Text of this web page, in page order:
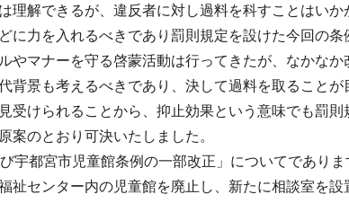
解できるが、違反者に対し過料を科すことはいか
に力を入れるべきであり罰則規定を設けた今回の条
やマナーを守る啓蒙活動は行ってきたが、なかなか
背景も考えるべきであり、決して過料を取ることが
受けられることから、抑止効果という意味でも罰則
案のとおり可決いたしました。
都宮市児童館条例の一部改正」についてでありま
祉センター内の児童館を廃止し、新たに相談室を設